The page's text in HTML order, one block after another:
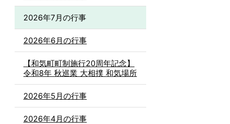
2026年7月の行事
2026年6月の行事
【和気町町制施行20周年記念】
令和8年 秋巡業 大相撲 和気場所
2026年5月の行事
2026年4月の行事